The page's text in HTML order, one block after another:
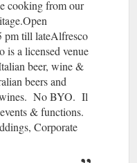
cooking from our
pm till lateAlfresco
a licensed venue
beer, wine &
beers and
wines. No BYO. Il
& functions.
Corporate